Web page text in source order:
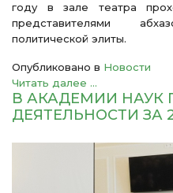
году в зале театра
представителями
политической элиты.
Опубликовано в Новости
Читать далее ...
В АКАДЕМИИ НАУК
ДЕЯТЕЛЬНОСТИ ЗА